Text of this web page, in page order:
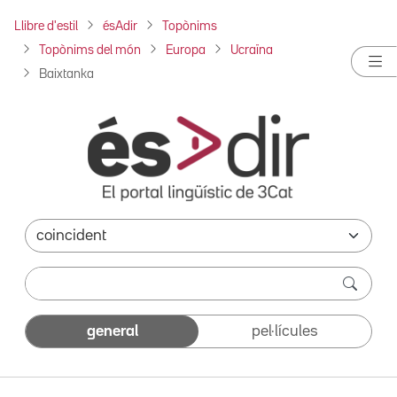
Llibre d'estil ésAdir Topònims
Topònims del món Europa Ucraïna
Baixtanka
general pel·lícules